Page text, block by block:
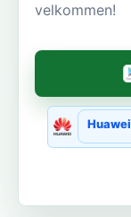
velkommen!
Huawei